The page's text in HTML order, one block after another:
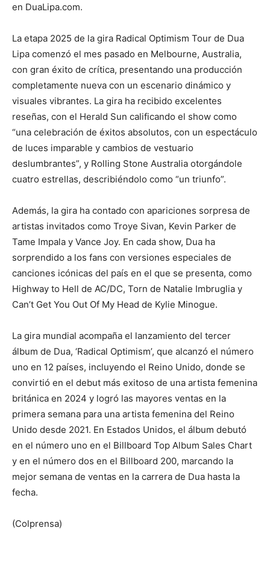
en DuaLipa.com.
La etapa 2025 de la gira Radical Optimism Tour de Dua
Lipa comenzó el mes pasado en Melbourne, Australia,
con gran éxito de crítica, presentando una producción
completamente nueva con un escenario dinámico y
visuales vibrantes. La gira ha recibido excelentes
reseñas, con el Herald Sun calificando el show como
“una celebración de éxitos absolutos, con un espectáculo
de luces imparable y cambios de vestuario
deslumbrantes”, y Rolling Stone Australia otorgándole
cuatro estrellas, describiéndolo como “un triunfo”.
Además, la gira ha contado con apariciones sorpresa de
artistas invitados como Troye Sivan, Kevin Parker de
Tame Impala y Vance Joy. En cada show, Dua ha
sorprendido a los fans con versiones especiales de
canciones icónicas del país en el que se presenta, como
Highway to Hell de AC/DC, Torn de Natalie Imbruglia y
Can’t Get You Out Of My Head de Kylie Minogue.
La gira mundial acompaña el lanzamiento del tercer
álbum de Dua, ‘Radical Optimism’, que alcanzó el número
uno en 12 países, incluyendo el Reino Unido, donde se
convirtió en el debut más exitoso de una artista femenina
británica en 2024 y logró las mayores ventas en la
primera semana para una artista femenina del Reino
Unido desde 2021. En Estados Unidos, el álbum debutó
en el número uno en el Billboard Top Album Sales Chart
y en el número dos en el Billboard 200, marcando la
mejor semana de ventas en la carrera de Dua hasta la
fecha.
(Colprensa)